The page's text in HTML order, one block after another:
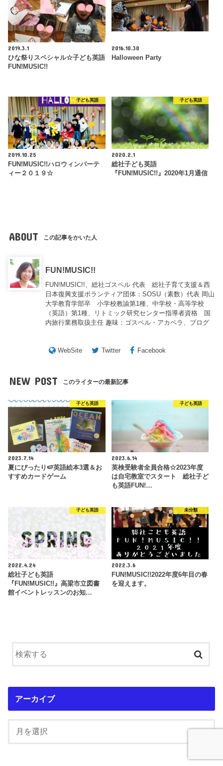
2019.3.1
ひな祭りスペシャル☆子ども英語
FUN!MUSIC!!
2016.10.30
Halloween Party
子ども英語
2019.10.25
FUN!MUSIC!!ハロウィンパーテ
ィー２０１９☆
子ども英語
2020.2.1
総社子ども英語
『FUN!MUSIC!!』2020年1月通信
ABOUT この記事をかいた人
FUN!MUSIC!!
FUN!MUSIC!!、総社ゴスペル 代表 総社子育て支援＆西
日本復興支援ボランティア団体：SOSU（素数）代表 岡山
大学教育学部卒 小学校教諭第1種、中学校・高等学校
（英語）第1種、リトミック研究センター指導者資格 国
内旅行業務取扱主任 趣味：ゴスペル・アカペラ、ブログ
WebSite Twitter Facebook
NEW POST このライターの最新記事
子ども英語
2023.7.14
夏にぴったり🍉英語絵本3選＆お
すすめカードゲーム
子ども英語
2023.6.14
英検受験者全員合格☆2023年度
は自宅教室でスタート 総社子ど
も英語FUN!…
子ども英語
2022.4.24
総社子ども英語
『FUN!MUSIC!!』高梁市立図書
館イベントレッスンのお知…
未分類
2022.3.6
FUN!MUSIC!!2022年度6年目の春
を迎えます。
アーカイブ